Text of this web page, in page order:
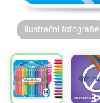
Ilustrační fotografie